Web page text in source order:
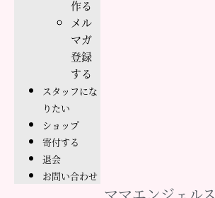
作る
メル
マガ
登録
する
スタッフにな
りたい
ショップ
寄付する
退会
お問い合わせ